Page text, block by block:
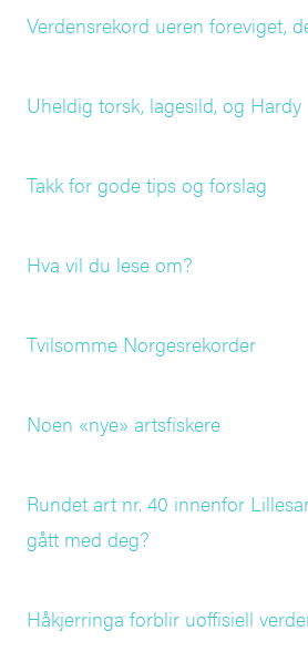
Verdensrekord ueren foreviget,
Uheldig torsk, lagesild, og Hardy
Takk for gode tips og forslag
Hva vil du lese om?
Tvilsomme Norgesrekorder
Noen «nye» artsfiskere
Rundet art nr. 40 innenfor
gått med deg?
Håkjerringa forblir uoffisiell